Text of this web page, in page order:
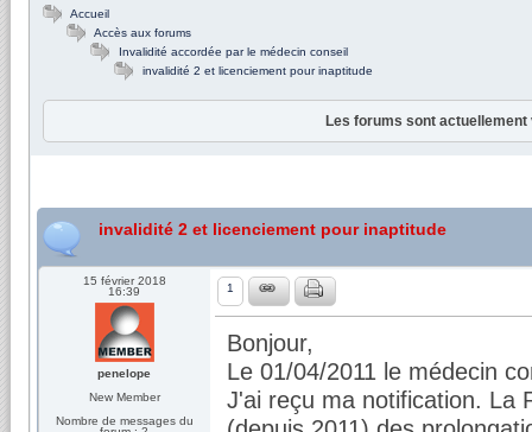
Accueil
Accès aux forums
Invalidité accordée par le médecin conseil
invalidité 2 et licenciement pour inaptitude
Les forums sont
invalidité 2 et licenciement pour inaptitude
15 février 2018
16:39
penelope
New Member
Nombre de messages du
1
Bonjour,
Le 01/04/2011 le médecin
J'ai reçu ma notification. La